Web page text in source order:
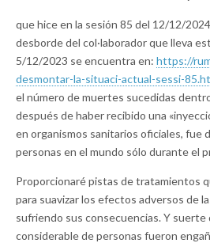
que hice en la sesión 85 del 12/12/
desborde del col·laborador que lleva
5/12/2023 se encuentra en: https://
desmontar-la-situaci-actual-sessi-
el número de muertes sucedidas
después de haber recibido una
en organismos sanitarios oficiales, fue
personas en el mundo sólo durante el
Proporcionaré pistas de tratamientos
para suavizar los efectos adversos de
sufriendo sus consecuencias. Y
considerable de personas fueron